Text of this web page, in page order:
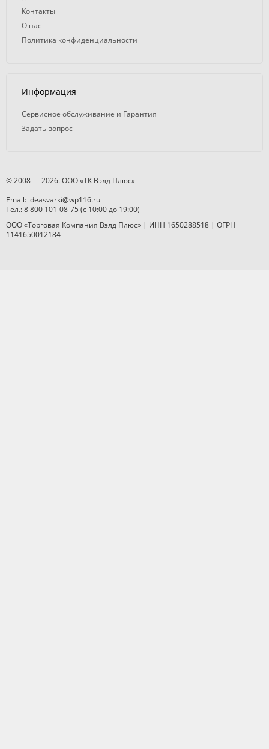
Контакты
О нас
Политика конфиденциальности
Информация
Сервисное обслуживание и Гарантия
Задать вопрос
© 2008 — 2026. ООО «ТК Вэлд Плюс»
Email: ideasvarki@wp116.ru
Тел.: 8 800 101-08-75 (с 10:00 до 19:00)
ООО «Торговая Компания Вэлд Плюс» | ИНН 1650288518 | ОГРН
1141650012184